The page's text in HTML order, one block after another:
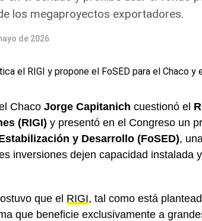
los megaproyectos exportadores.
de 2026
Chaco Jorge Capitanich cuestionó el
(RIGI) y presentó en el Congreso un
y Desarrollo (FoSED),
inversiones dejen capacidad instalada
que el RIGI, tal como está
que beneficie exclusivamente a